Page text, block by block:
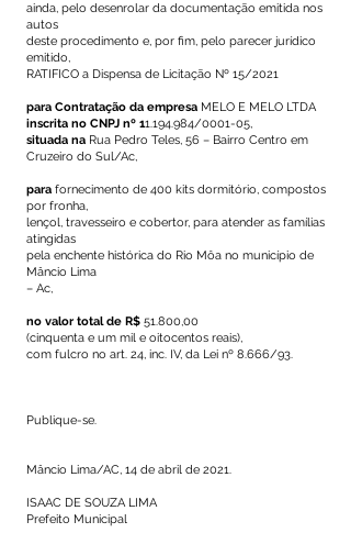
ainda, pelo desenrolar da documentação emitida nos
autos
deste procedimento e, por fim, pelo parecer jurídico
emitido,
RATIFICO a Dispensa de Licitação Nº 15/2021
para Contratação da empresa MELO E MELO LTDA
inscrita no CNPJ nº 11.194.984/0001-05,
situada na Rua Pedro Teles, 56 – Bairro Centro em
Cruzeiro do Sul/Ac,
para fornecimento de 400 kits dormitório, compostos
por fronha,
lençol, travesseiro e cobertor, para atender as famílias
atingidas
pela enchente histórica do Rio Môa no município de
Mâncio Lima
– Ac,
no valor total de R$ 51.800,00
(cinquenta e um mil e oitocentos reais),
com fulcro no art. 24, inc. IV, da Lei nº 8.666/93.
Publique-se.
Mâncio Lima/AC, 14 de abril de 2021.
ISAAC DE SOUZA LIMA
Prefeito Municipal